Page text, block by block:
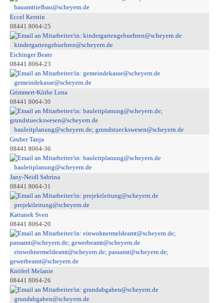
bauamttiefbau@scheyern.de
Eccel Kerstin
08441 8064-25
kindergartengebuehren@scheyern.de
Eichinger Beate
08441 8064-23
gemeindekasse@scheyern.de
Grimmert-Köthe Lena
08441 8064-30
bauleitplanung@scheyern.de; grundstueckswesen@scheyern.de
Gruber Tanja
08441 8064-36
bauleitplanung@scheyern.de
Jany-Neidl Sabrina
08441 8064-31
projektleitung@scheyern.de
Kattanek Sven
08441 8064-20
einwohnermeldeamt@scheyern.de; passamt@scheyern.de;
gewerbeamt@scheyern.de
Knöferl Melanie
08441 8064-26
grundabgaben@scheyern.de